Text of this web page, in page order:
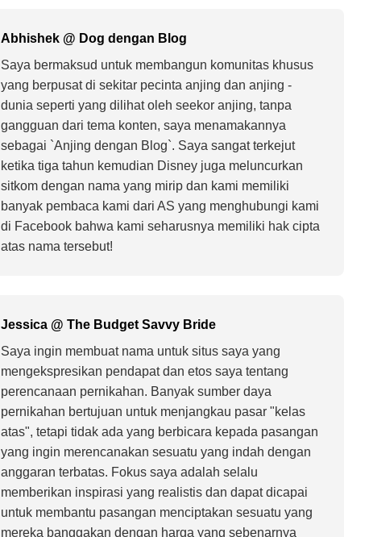
Abhishek @ Dog dengan Blog
Saya bermaksud untuk membangun komunitas khusus
yang berpusat di sekitar pecinta anjing dan anjing -
dunia seperti yang dilihat oleh seekor anjing, tanpa
gangguan dari tema konten, saya menamakannya
sebagai `Anjing dengan Blog`. Saya sangat terkejut
ketika tiga tahun kemudian Disney juga meluncurkan
sitkom dengan nama yang mirip dan kami memiliki
banyak pembaca kami dari AS yang menghubungi kami
di Facebook bahwa kami seharusnya memiliki hak cipta
atas nama tersebut!
Jessica @ The Budget Savvy Bride
Saya ingin membuat nama untuk situs saya yang
mengekspresikan pendapat dan etos saya tentang
perencanaan pernikahan. Banyak sumber daya
pernikahan bertujuan untuk menjangkau pasar "kelas
atas", tetapi tidak ada yang berbicara kepada pasangan
yang ingin merencanakan sesuatu yang indah dengan
anggaran terbatas. Fokus saya adalah selalu
memberikan inspirasi yang realistis dan dapat dicapai
untuk membantu pasangan menciptakan sesuatu yang
mereka banggakan dengan harga yang sebenarnya